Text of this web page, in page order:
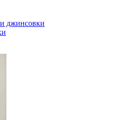
джинсовки